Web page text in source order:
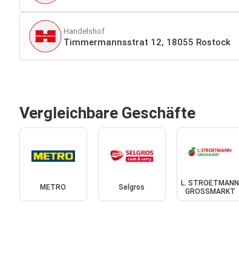
Handelshof
Timmermannsstrat 12, 18055 Rostock
Vergleichbare Geschäfte
METRO Selgros
L. STROETMANN
GROSSMARKT